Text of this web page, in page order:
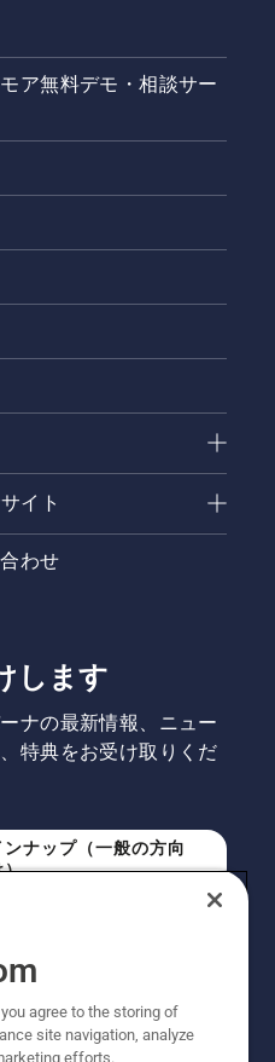
ア無料デモ・相談サー
イト
わせ
します
ナの最新情報、ニュー
特典をお受け取りくだ
ナップ（一般の方向
）
アップ（プロの方向
）
agree to the storing of
site navigation, analyze
efforts.